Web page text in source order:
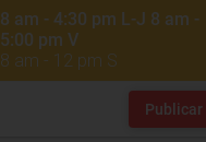
8 am - 4:30 pm L-J 8 am -
5:00 pm V
8 am - 12 pm S
Publicar